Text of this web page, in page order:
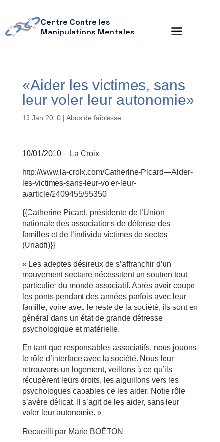
Centre Contre les
Manipulations Mentales
«Aider les victimes, sans
leur voler leur autonomie»
13 Jan 2010| Abus de faiblesse
10/01/2010 – La Croix
http://www.la-croix.com/Catherine-Picard—Aider-
les-victimes-sans-leur-voler-leur-
a/article/2409455/55350
{{Catherine Picard, présidente de l’Union
nationale des associations de défense des
familles et de l’individu victimes de sectes
(Unadfi)}}
« Les adeptes désireux de s’affranchir d’un
mouvement sectaire nécessitent un soutien tout
particulier du monde associatif. Après avoir coupé
les ponts pendant des années parfois avec leur
famille, voire avec le reste de la société, ils sont en
général dans un état de grande détresse
psychologique et matérielle.
En tant que responsables associatifs, nous jouons
le rôle d’interface avec la société. Nous leur
retrouvons un logement, veillons à ce qu’ils
récupèrent leurs droits, les aiguillons vers les
psychologues capables de les aider. Notre rôle
s’avère délicat. Il s’agit de les aider, sans leur
voler leur autonomie. »
Recueilli par Marie BOËTON